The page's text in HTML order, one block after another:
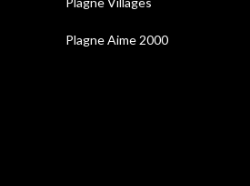
Plagne Aime 2000